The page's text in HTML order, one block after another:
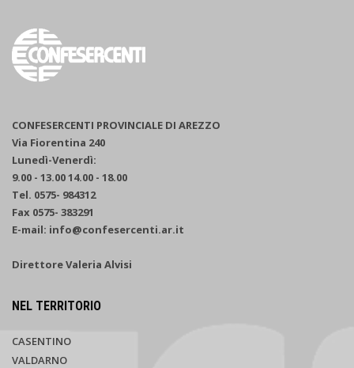
CONFESERCENTI PROVINCIALE DI AREZZO
Via Fiorentina 240
Lunedì-Venerdì:
9.00 - 13.00 14.00 - 18.00
Tel. 0575- 984312
Fax 0575- 383291
E-mail: info@confesercenti.ar.it
Direttore Valeria Alvisi
NEL TERRITORIO
CASENTINO
VALDARNO